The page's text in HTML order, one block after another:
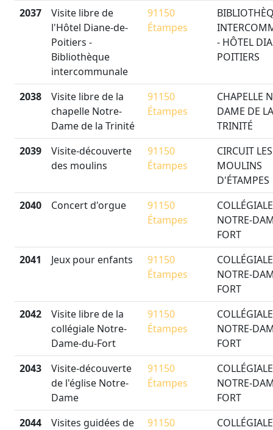
2037
Visite libre de
l'Hôtel Diane-de-
Poitiers -
Bibliothèque
intercommunale
91150
Étampes
- HÔTEL
POITIERS
2038
Visite libre de la
chapelle Notre-
Dame de la Trinité
91150
Étampes
CHAPELLE
DAME DE LA
TRINITÉ
2039
Visite-découverte
des moulins
91150
Étampes
CIRCUIT LES
MOULINS
D'ÉTAMPES
2040
Concert d'orgue
91150
Étampes
COLLÉGIALE
NOTRE-
FORT
2041
Jeux pour enfants
91150
Étampes
COLLÉGIALE
NOTRE-
FORT
2042
Visite libre de la
collégiale Notre-
Dame-du-Fort
91150
Étampes
COLLÉGIALE
NOTRE-
FORT
2043
Visite-découverte
de l'église Notre-
Dame
91150
Étampes
COLLÉGIALE
NOTRE-
FORT
2044
Visites guidées de
91150
COLLÉGIALE